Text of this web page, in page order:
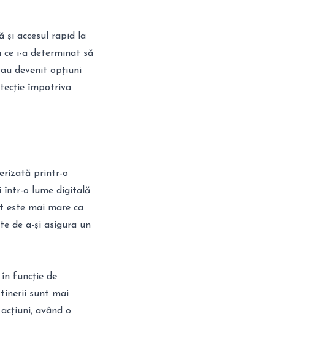
și accesul rapid la
i-a determinat să
devenit opțiuni
împotriva
printr-o
într-o lume digitală
este mai mare ca
de a-și asigura un
funcție de
sunt mai
având o